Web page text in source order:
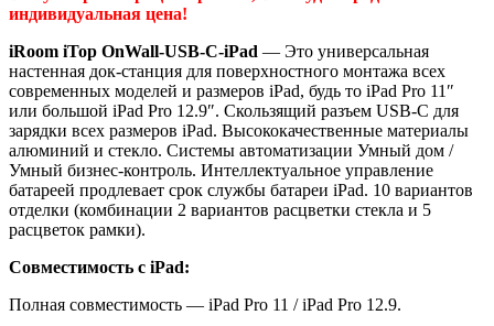
индивидуальная цена!
iRoom iTop OnWall-USB-C-iPad — Это универсальная
настенная док-станция для поверхностного монтажа всех
современных моделей и размеров iPad, будь то iPad Pro 11″
или большой iPad Pro 12.9″. Скользящий разъем USB-C для
зарядки всех размеров iPad. Высококачественные материалы
алюминий и стекло. Системы автоматизации Умный дом /
Умный бизнес-контроль. Интеллектуальное управление
батареей продлевает срок службы батареи iPad. 10 вариантов
отделки (комбинации 2 вариантов расцветки стекла и 5
расцветок рамки).
Совместимость с iPad:
Полная совместимость — iPad Pro 11 / iPad Pro 12.9.